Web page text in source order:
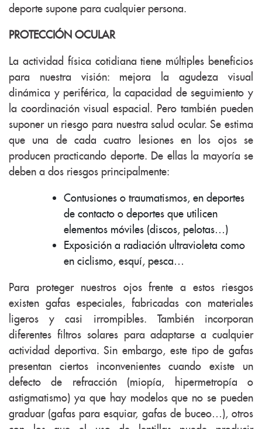
deporte supone para cualquier persona.
PROTECCIÓN OCULAR
La actividad física cotidiana tiene múltiples beneficios
para nuestra visión: mejora la agudeza visual
dinámica y periférica, la capacidad de seguimiento y
la coordinación visual espacial. Pero también pueden
suponer un riesgo para nuestra salud ocular. Se estima
que una de cada cuatro lesiones en los ojos se
producen practicando deporte. De ellas la mayoría se
deben a dos riesgos principalmente:
Contusiones o traumatismos, en deportes
de contacto o deportes que utilicen
elementos móviles (discos, pelotas…)
Exposición a radiación ultravioleta como
en ciclismo, esquí, pesca…
Para proteger nuestros ojos frente a estos riesgos
existen gafas especiales, fabricadas con materiales
ligeros y casi irrompibles. También incorporan
diferentes filtros solares para adaptarse a cualquier
actividad deportiva. Sin embargo, este tipo de gafas
presentan ciertos inconvenientes cuando existe un
defecto de refracción (miopía, hipermetropía o
astigmatismo) ya que hay modelos que no se pueden
graduar (gafas para esquiar, gafas de buceo…), otros